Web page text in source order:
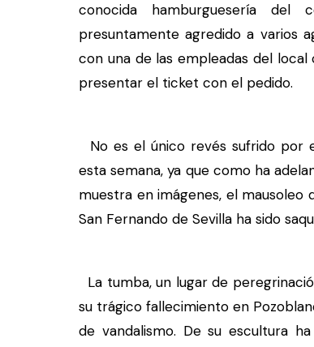
conocida hamburguesería
presuntamente agredido a varios
con una de las empleadas del
presentar el ticket con el pedido.
No es el único revés sufrido
esta semana, ya que como ha
muestra en imágenes, el mausoleo
San Fernando de Sevilla ha sido
La tumba, un lugar de
su trágico fallecimiento en
de vandalismo. De su escultura